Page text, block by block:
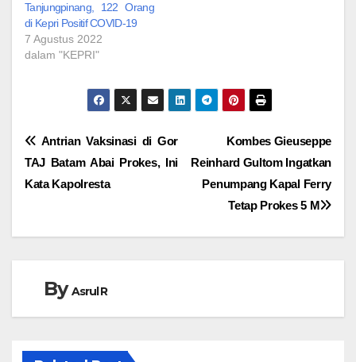
Tanjungpinang, 122 Orang
di Kepri Positif COVID-19
7 Agustus 2022
dalam "KEPRI"
Navigasi
pos
Kombes Gieuseppe
Reinhard Gultom Ingatkan
Penumpang Kapal Ferry
Tetap Prokes 5 M
Antrian Vaksinasi di Gor
TAJ Batam Abai Prokes, Ini
Kata Kapolresta
ByAsrul R